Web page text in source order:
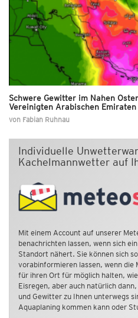
Schwere Gewitter im Nahen
Vereinigten Arabischen Emiraten
von Fabian Ruhnau
Individuelle
Kachelmannwetter auf
Mit einem Account auf unserer
benachrichten lassen, wenn sich
Standort nähert. Sie können sich
vorabinformieren lassen, wenn die
für ihren Ort für möglich halten,
Eisregen, aber auch natürlich
und Gewitter zu Ihnen unterwegs
Aquaplaning kommen kann oder